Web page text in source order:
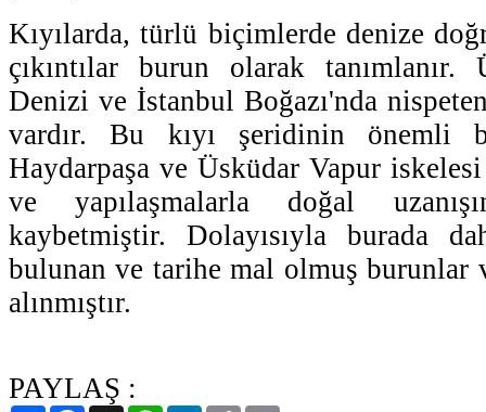
Kıyılarda, türlü biçimlerde denize
çıkıntılar burun olarak tanımlanır.
Denizi ve İstanbul Boğazı'nda
vardır. Bu kıyı şeridinin önemli
Haydarpaşa ve Üsküdar Vapur
ve yapılaşmalarla doğal
kaybetmiştir. Dolayısıyla burada
bulunan ve tarihe mal olmuş burunlar
alınmıştır.
PAYLAŞ :